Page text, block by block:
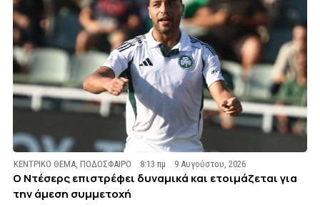
ΚΕΝΤΡΙΚΟ ΘΕΜΑ,ΠΟΔΟΣΦΑΙΡΟ 8:13 πμ 9 Αυγούστου, 2026
Ο Ντέσερς επιστρέφει δυναμικά και ετοιμάζεται για
την άμεση συμμετοχή